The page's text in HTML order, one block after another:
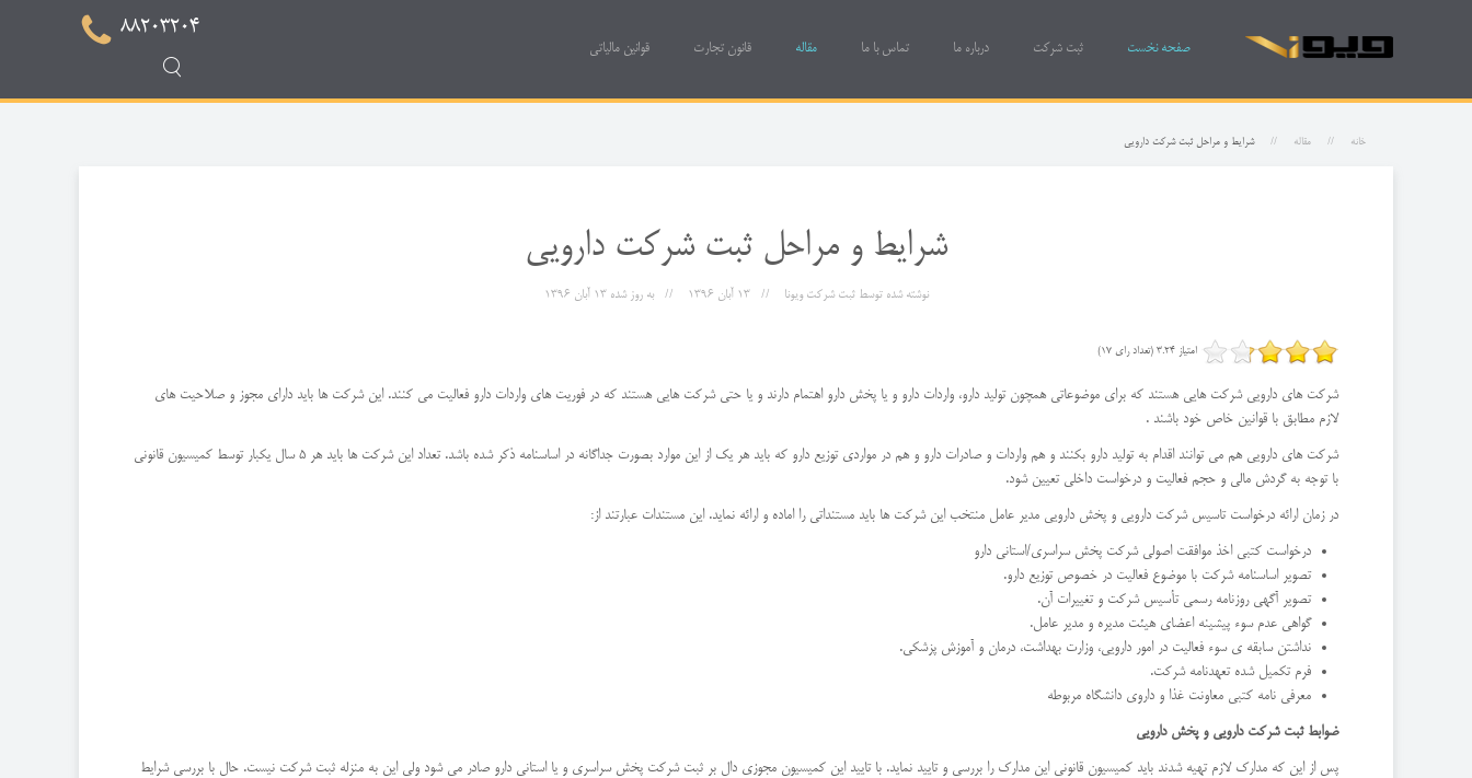
صفحه نخست ثبت شرکت درباره ما تماس با ما مقاله قانون تجارت قوانین مالیاتی
88203204
خانه مقاله شرایط و مراحل ثبت شرکت دارویی
شرایط و مراحل ثبت شرکت دارویی
نوشته شده توسطثبت شرکت ویونا 13 آبان 1396 به روز شده13 آبان 1396
امتیاز 3.24 (تعداد رای 17)
شرکت های دارویی شرکت هایی هستند که برای موضوعاتی همچون تولید دارو، واردات دارو و یا پخش دارو اهتمام دارند و یا حتی شرکت هایی هستند که در فوریت های واردات دارو فعالیت می کنند. این شرکت ها باید دارای مجوز و صلاحیت های
لازم مطابق با قوانین خاص خود باشند .
شرکت های دارویی هم می توانند اقدام به تولید دارو بکنند و هم واردات و صادرات دارو و هم در مواردی توزیع دارو که باید هر یک از این موارد بصورت جداگانه در اساسنامه ذکر شده باشد. تعداد این شرکت ها باید هر 5 سال یکبار توسط کمیسیون قانونی
با توجه به گردش مالی و حجم فعالیت و درخواست داخلی تعیین شود.
در زمان ارائه درخواست تاسیس شرکت دارویی و پخش دارویی مدیر عامل منتخب این شرکت ها باید مستنداتی را اماده و ارائه نماید. این مستندات عبارتند از:
درخواست کتبی اخذ موافقت اصولی شرکت پخش سراسری/استانی دارو
تصویر اساسنامه شرکت با موضوع فعالیت در خصوص توزیع دارو.
تصویر آگهی روزنامه رسمی تأسیس شرکت و تغییرات آن.
گواهی عدم سوء پیشینه اعضای هیئت مدیره و مدیر عامل.
نداشتن سابقه ی سوء فعالیت در امور دارویی، وزارت بهداشت، درمان و آموزش پزشکی.
فرم تکمیل شده تعهدنامه شرکت.
معرفی نامه کتبی معاونت غذا و داروی دانشگاه مربوطه
ضوابط ثبت شرکت دارویی و پخش دارویی
پس از این که مدارک لازم تهیه شدند باید کمیسیون قانونی این مدارک را بررسی و تایید نماید. با تایید این کمیسیون مجوزی دال بر ثبت شرکت پخش سراسری و یا استانی دارو صادر می شود ولی این به منزله ثبت شرکت نیست. حال با بررسی شرایط